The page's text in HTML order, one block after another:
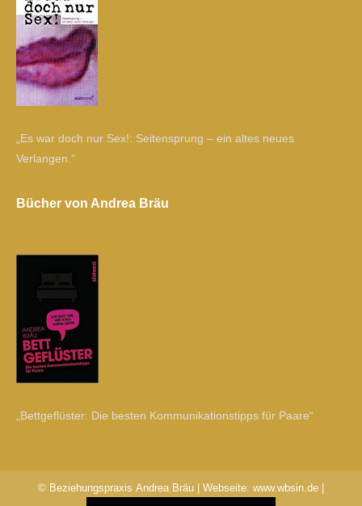
„Es war doch nur Sex!: Seitensprung – ein altes neues
Verlangen.“
Bücher von Andrea Bräu
„Bettgeflüster: Die besten Kommunikationstipps für Paare“
© Beziehungspraxis Andrea Bräu | Webseite: www.wbsin.de